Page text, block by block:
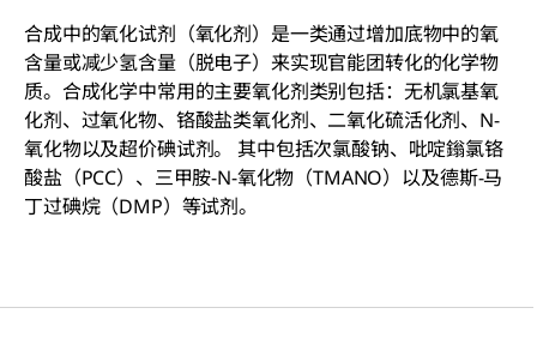
合成中的氧化试剂（氧化剂）是一类通过增加底物中的氧
含量或减少氢含量（脱电子）来实现官能团转化的化学物
质。合成化学中常用的主要氧化剂类别包括：无机氯基氧
化剂、过氧化物、铬酸盐类氧化剂、二氧化硫活化剂、N-
氧化物以及超价碘试剂。 其中包括次氯酸钠、吡啶鎓氯铬
酸盐（PCC）、三甲胺-N-氧化物（TMANO）以及德斯-马
丁过碘烷（DMP）等试剂。